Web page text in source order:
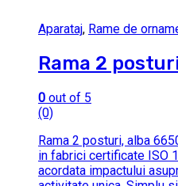
Aparataj, Rame de
Rama 2
0 out of 5
(0)
Rama 2 posturi, alba
in fabrici certificate ISO
acordata impactului